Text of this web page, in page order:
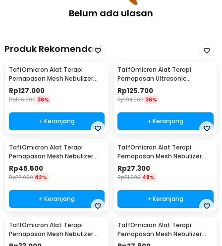
Belum ada ulasan
Produk Rekomendasi
TaffOmicron Alat Terapi
Pernapasan Mesh Nebulizer
Inhaler Atomizer - YM-3R9
Rp127.000
Rp196.900 36%
+ Keranjang
TaffOmicron Alat Terapi
Pernapasan Ultrasonic
Nebulizer Atomizer - MY-520A
Rp125.700
Rp194.900 36%
+ Keranjang
TaffOmicron Alat Terapi
Pernapasan Mesh Nebulizer
Inhaler Atomizer - JSL-W301
Rp45.500
Rp77.900 42%
+ Keranjang
TaffOmicron Alat Terapi
Pernapasan Mesh Nebulizer
Portable Inhaler Without
Battery - JSL-W302
Rp27.300
Rp51.900 48%
+ Keranjang
TaffOmicron Alat Terapi
Pernapasan Mesh Nebulizer
Portable Inhaler With Battery -
TaffOmicron Alat Terapi
Pernapasan Mesh Nebulizer
Inhaler Atomizer Without